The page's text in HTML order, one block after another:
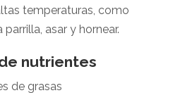
temperaturas, como
parrilla, asar y hornear.
nutrientes
de grasas